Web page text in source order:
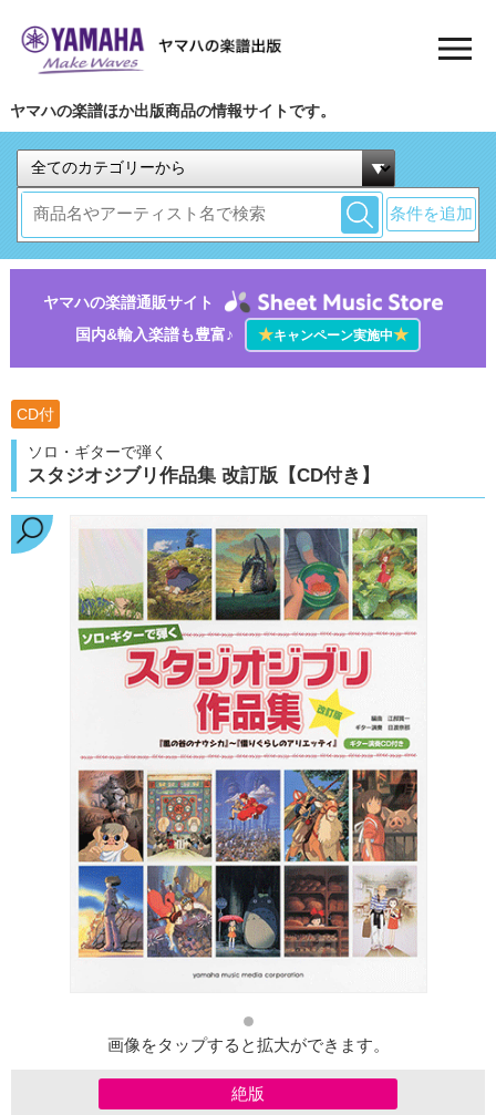
ヤマハの楽譜ほか出版商品の情報サイトです。
条件を追加
ヤマハの楽譜通販サイト
国内&輸入楽譜も豊富♪
★キャンペーン実施中★
CD付
ソロ・ギターで弾く
スタジオジブリ作品集 改訂版【CD付き】
画像をタップすると拡大ができます。
絶版